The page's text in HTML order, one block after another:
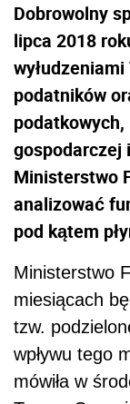
Dobrowolny
lipca 2018
podatników
gospodarczej
Ministerstwo
analizować
pod kątem
Ministerstwo
miesiącach
tzw.
wpływu tego
mówiła w